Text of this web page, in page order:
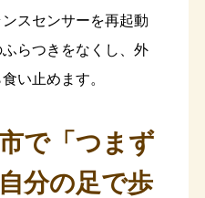
スセンサーを再起動
らつきをなくし、外
い止めます。
で「つまず
分の足で歩